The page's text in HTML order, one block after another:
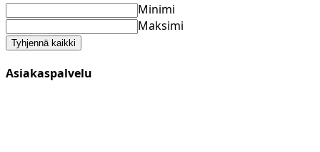
Minimi
Maksimi
Tyhjennä kaikki
Asiakaspalvelu